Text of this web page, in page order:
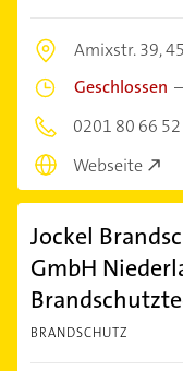
Amixstr. 39,
Geschlossen –
0201 80 66
Webseite
Jockel
GmbH
BRANDSCHUTZ